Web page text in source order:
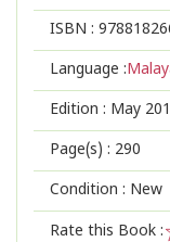
ISBN :
Language :
Edition : May
Page(s) : 290
Condition : New
Rate this Book :